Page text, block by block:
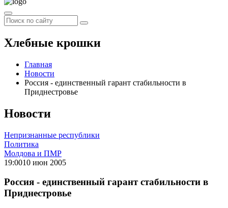
Хлебные крошки
Главная
Новости
Россия - единственный гарант стабильности в
Приднестровье
Новости
Непризнанные республики
Политика
Молдова и ПМР
19:0010 июн 2005
Россия - единственный гарант стабильности в
Приднестровье